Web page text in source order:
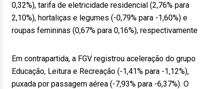
0,32%), tarifa de eletricidade residencial (2,76% para
2,10%), hortaliças e legumes (-0,79% para -1,60%) e
roupas femininas (0,67% para 0,16%), respectivamente
Em contrapartida, a FGV registrou aceleração do grupo
Educação, Leitura e Recreação (-1,41% para -1,12%),
puxada por passagem aérea (-7,93% para -6,37%). O